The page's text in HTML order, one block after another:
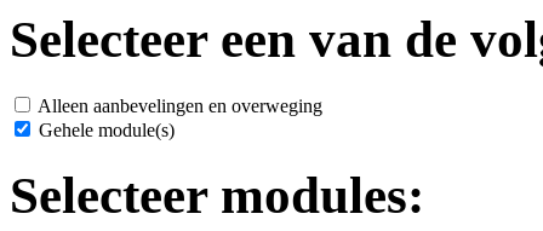
Selecteer een van de
Alleen aanbevelingen en overweging
Gehele module(s)
Selecteer modules: